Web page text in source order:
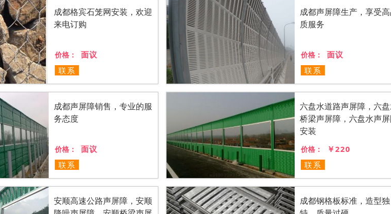
成都格宾石笼网安装，欢迎
来电订购
价格：
面议
联系
成都声屏障生产，享受
质服务
价格：
面议
联系
成都声屏障销售，专业的服
务态度
价格：
面议
联系
六盘水道路声屏障，六
桥梁声屏障，六盘水声
安装
价格：
￥220
联系
安顺高速公路声屏障，安顺
成都钢格板标准，造型独